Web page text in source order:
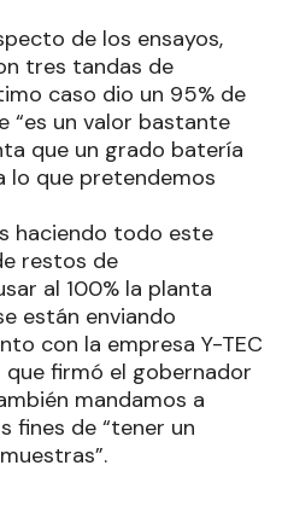
de los ensayos,
tres tandas de
caso dio un 95% de
“es un valor bastante
que un grado batería
lo que pretendemos
haciendo todo este
restos de
al 100% la planta
están enviando
con la empresa Y-TEC
firmó el gobernador
mandamos a
fines de “tener un